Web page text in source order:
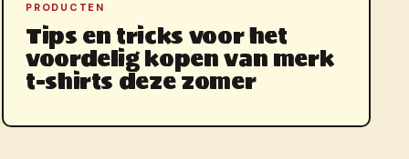
PRODUCTEN
Tips en tricks voor het
voordelig kopen van merk
t-shirts deze zomer